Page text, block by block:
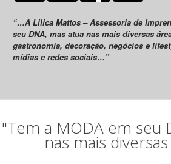
“…A Lilica Mattos – Assessoria de
seu DNA, mas atua nas mais diversas
gastronomia, decoração, negócios e
mídias e redes sociais…”
"Tem a MODA em seu
nas mais